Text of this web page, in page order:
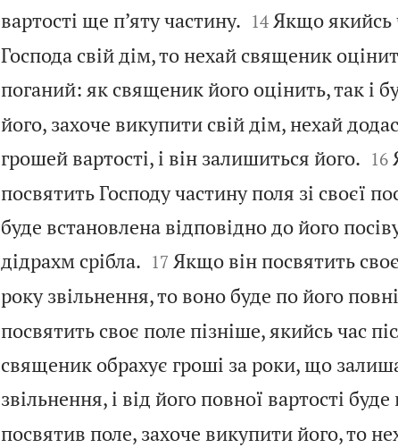
вартості ще п’яту частину.
14 Якщо якийсь
Господа свій дім, то нехай священик
поганий: як священик його оцінить, так і
його, захоче викупити свій дім, нехай
грошей вартості, і він залишиться його.
16
посвятить Господу частину поля зі своєї
буде встановлена відповідно до його
дідрахм срібла.
17 Якщо він посвятить
року звільнення, то воно буде по його
посвятить своє поле пізніше, якийсь час
священик обрахує гроші за роки, що
звільнення, і від його повної вартості буде
посвятив поле, захоче викупити його, то